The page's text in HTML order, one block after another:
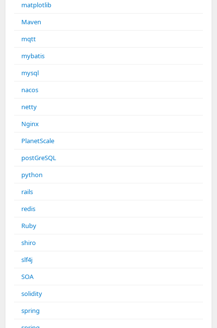
matplotlib
Maven
mqtt
mybatis
mysql
nacos
netty
Nginx
PlanetScale
postGreSQL
python
rails
redis
Ruby
shiro
slf4j
SOA
solidity
spring